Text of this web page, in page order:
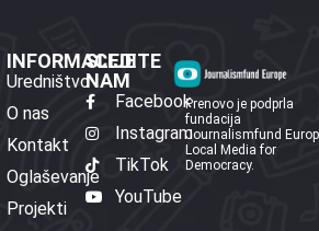
INFORMACIJE
Uredništvo
O nas
Kontakt
Oglaševanje
Projekti
SLEDITE
NAM
Facebook
Instagram
TikTok
YouTube
Prenovo je podprla
fundacija
Journalismfund
Local Media for
Democracy.